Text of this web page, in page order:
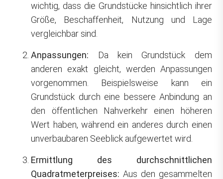
wichtig, dass die Grundstücke hinsichtlich ihrer
Größe, Beschaffenheit, Nutzung und Lage
vergleichbar sind.
Anpassungen: Da kein Grundstück dem
anderen exakt gleicht, werden Anpassungen
vorgenommen. Beispielsweise kann ein
Grundstück durch eine bessere Anbindung an
den öffentlichen Nahverkehr einen höheren
Wert haben, während ein anderes durch einen
unverbaubaren Seeblick aufgewertet wird.
Ermittlung des durchschnittlichen
Quadratmeterpreises: Aus den gesammelten